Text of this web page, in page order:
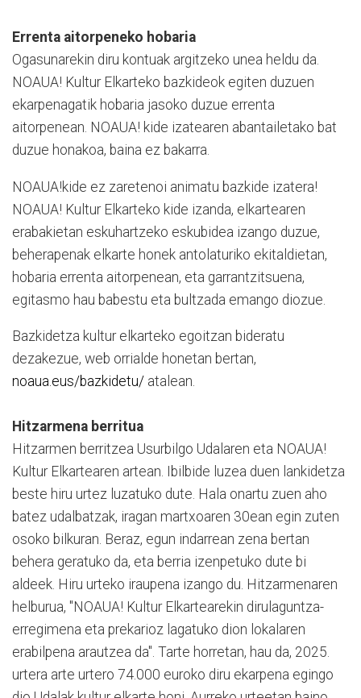
Errenta aitorpeneko hobaria
Ogasunarekin diru kontuak argitzeko unea heldu da.
NOAUA! Kultur Elkarteko bazkideok egiten duzuen
ekarpenagatik hobaria jasoko duzue errenta
aitorpenean. NOAUA! kide izatearen abantailetako bat
duzue honakoa, baina ez bakarra.
NOAUA!kide ez zaretenoi animatu bazkide izatera!
NOAUA! Kultur Elkarteko kide izanda, elkartearen
erabakietan eskuhartzeko eskubidea izango duzue,
beherapenak elkarte honek antolaturiko ekitaldietan,
hobaria errenta aitorpenean, eta garrantzitsuena,
egitasmo hau babestu eta bultzada emango diozue.
Bazkidetza kultur elkarteko egoitzan bideratu
dezakezue, web orrialde honetan bertan,
noaua.eus/bazkidetu/ atalean.
Hitzarmena berritua
Hitzarmen berritzea Usurbilgo Udalaren eta NOAUA!
Kultur Elkartearen artean. Ibilbide luzea duen lankidetza
beste hiru urtez luzatuko dute. Hala onartu zuen aho
batez udalbatzak, iragan martxoaren 30ean egin zuten
osoko bilkuran. Beraz, egun indarrean zena bertan
behera geratuko da, eta berria izenpetuko dute bi
aldeek. Hiru urteko iraupena izango du. Hitzarmenaren
helburua, "NOAUA! Kultur Elkartearekin dirulaguntza-
erregimena eta prekarioz lagatuko dion lokalaren
erabilpena arautzea da". Tarte horretan, hau da, 2025.
urtera arte urtero 74.000 euroko diru ekarpena egingo